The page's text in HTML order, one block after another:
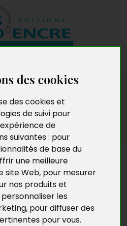
des cookies
des cookies et
de suivi pour
de
suivantes : pour
de base du
une meilleure
site Web, pour mesurer
nos produits et
les
, pour diffuser des
pour vous.